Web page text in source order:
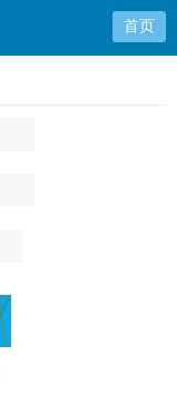
首页